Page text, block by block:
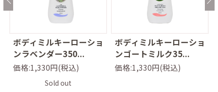
ボディミルキーローショ
ンラベンダー350...
価格:1,330円(税込)
Sold out
ボディミルキーローショ
ンゴートミルク35...
価格:1,330円(税込)